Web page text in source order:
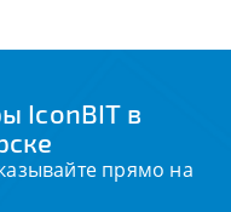
IconBIT в
прямо на